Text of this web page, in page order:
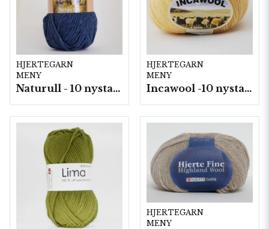
HJERTEGARN
MENY
Naturull - 10 nystan a100 g./fp.
HJERTEGARN
MENY
Incawool -10 nystan a100g./fp.
HJERTEGARN
MENY